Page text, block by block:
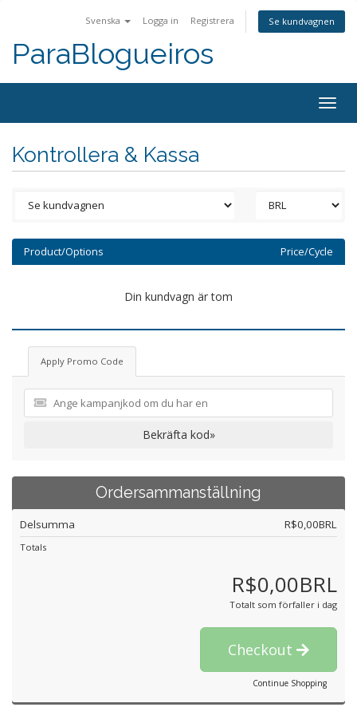
Svenska Logga in Registrera Se kundvagnen
ParaBlogueiros
Kontrollera & Kassa
Product/Options Price/Cycle
Din kundvagn är tom
Apply Promo Code
Bekräfta kod»
Ordersammanställning
Delsumma R$0,00BRL
Totals
R$0,00BRL
Totalt som förfaller i dag
Checkout
Continue Shopping